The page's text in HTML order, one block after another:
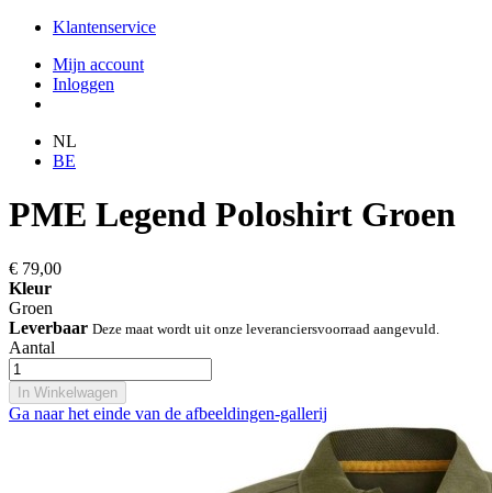
Klantenservice
Mijn account
Inloggen
NL
BE
PME Legend Poloshirt Groen
€ 79,00
Kleur
Groen
Leverbaar Deze maat wordt uit onze leveranciersvoorraad aangevuld.
Aantal
In Winkelwagen
Ga naar het einde van de afbeeldingen-gallerij